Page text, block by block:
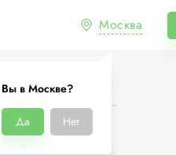
Москва
Вы в Москве?
Да Нет